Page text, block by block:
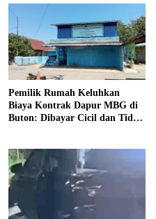
Pemilik Rumah Keluhkan
Biaya Kontrak Dapur MBG di
Buton: Dibayar Cicil dan Tidak